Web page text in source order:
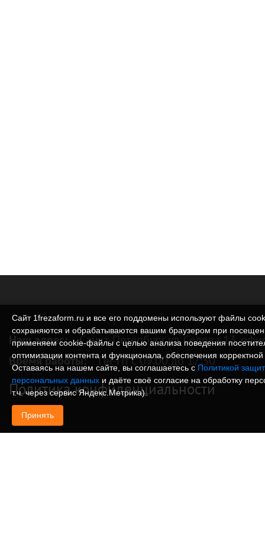
Наш адрес: Санкт-Петербург ул. Седова 13,
Время работы: Пн-Пт с 09:00 до 17:30
Политика конфиденциальности
Сайт 1frezaform.ru и все его поддомены используют файлы
сохраняются и обрабатываются вашим браузером при
применяем cookie‑файлы с целью анализа поведения
оптимизации контента и функционала, обеспечения
Оставаясь на нашем сайте, вы соглашаетесь с Политикой
персональных данных и даёте своё согласие на обработку
т.ч. через сервис Яндекс.Метрика).
Принять